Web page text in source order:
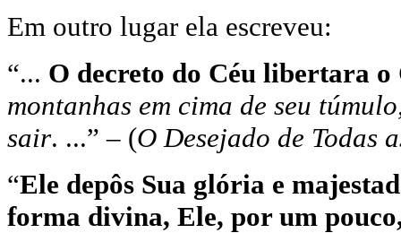
Em outro lugar ela escreveu:
“... O decreto do Céu libertara o
montanhas em cima de seu
sair. ...” – (O Desejado de Todas
“Ele depôs Sua glória e
forma divina, Ele, por um